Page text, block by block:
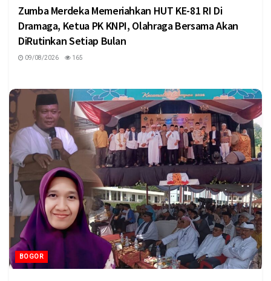
Zumba Merdeka Memeriahkan HUT KE-81 RI Di
Dramaga, Ketua PK KNPI, Olahraga Bersama Akan
DiRutinkan Setiap Bulan
09/08/2026 165
BOGOR